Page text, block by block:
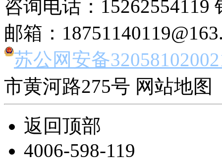
咨询电话：15262554119
邮箱：
苏公网安备
市黄河路275号 网站地图
返回顶部
4006-598-119